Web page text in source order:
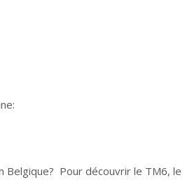
Belgique? Pour découvrir le TM6, le